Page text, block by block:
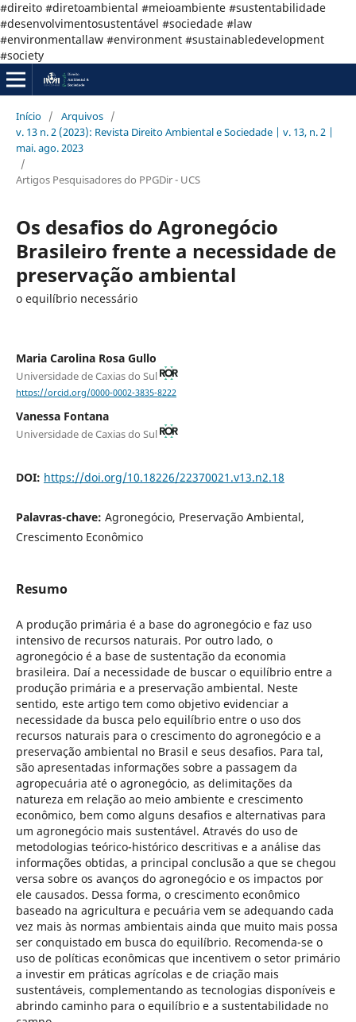
#direito #diretoambiental #meioambiente #sustentabilidade
#desenvolvimentosustentável #sociedade #law
#environmentallaw #environment #sustainabledevelopment
#society
Início / Arquivos /
v. 13 n. 2 (2023): Revista Direito Ambiental e Sociedade | v. 13, n. 2 |
mai. ago. 2023
/
Artigos Pesquisadores do PPGDir - UCS
Os desafios do Agronegócio
Brasileiro frente a necessidade de
preservação ambiental
o equilíbrio necessário
Maria Carolina Rosa Gullo
Universidade de Caxias do Sul
https://orcid.org/0000-0002-3835-8222
Vanessa Fontana
Universidade de Caxias do Sul
DOI: https://doi.org/10.18226/22370021.v13.n2.18
Palavras-chave: Agronegócio, Preservação Ambiental,
Crescimento Econômico
Resumo
A produção primária é a base do agronegócio e faz uso
intensivo de recursos naturais. Por outro lado, o
agronegócio é a base de sustentação da economia
brasileira. Daí a necessidade de buscar o equilíbrio entre a
produção primária e a preservação ambiental. Neste
sentido, este artigo tem como objetivo evidenciar a
necessidade da busca pelo equilíbrio entre o uso dos
recursos naturais para o crescimento do agronegócio e a
preservação ambiental no Brasil e seus desafios. Para tal,
são apresentadas informações sobre a passagem da
agropecuária até o agronegócio, as delimitações da
natureza em relação ao meio ambiente e crescimento
econômico, bem como alguns desafios e alternativas para
um agronegócio mais sustentável. Através do uso de
metodologias teórico-histórico descritivas e a análise das
informações obtidas, a principal conclusão a que se chegou
versa sobre os avanços do agronegócio e os impactos por
ele causados. Dessa forma, o crescimento econômico
baseado na agricultura e pecuária vem se adequando cada
vez mais às normas ambientais ainda que muito mais possa
ser conquistado em busca do equilíbrio. Recomenda-se o
uso de políticas econômicas que incentivem o setor primário
a investir em práticas agrícolas e de criação mais
sustentáveis, complementando as tecnologias disponíveis e
abrindo caminho para o equilíbrio e a sustentabilidade no